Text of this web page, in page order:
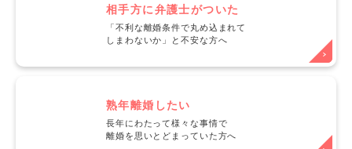
相手方に弁護士がついた
「不利な離婚条件で丸め込まれて
しまわないか」と不安な方へ
熟年離婚したい
長年にわたって様々な事情で
離婚を思いとどまっていた方へ